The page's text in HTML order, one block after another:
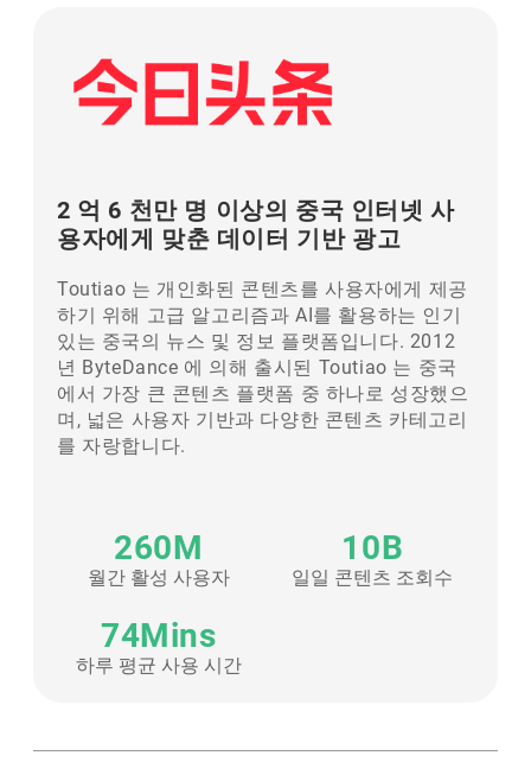
2 억 6 천만 명 이상의 중국 인터넷 사
용자에게 맞춘 데이터 기반 광고
Toutiao 는 개인화된 콘텐츠를 사용자에게 제공
하기 위해 고급 알고리즘과 AI를 활용하는 인기
있는 중국의 뉴스 및 정보 플랫폼입니다. 2012
년 ByteDance 에 의해 출시된 Toutiao 는 중국
에서 가장 큰 콘텐츠 플랫폼 중 하나로 성장했으
며, 넓은 사용자 기반과 다양한 콘텐츠 카테고리
를 자랑합니다.
260M
월간 활성 사용자
10B
일일 콘텐츠 조회수
74Mins
하루 평균 사용 시간